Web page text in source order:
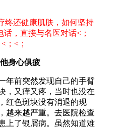
终还健康肌肤，如何坚持
，直接与名医对话<；
<；<；
身心俱疲
年前突然发现自己的手臂
，又痒又疼，当时也没在
红色斑块没有消退的现
越来越严重。去医院检查
上了银屑病。虽然知道难